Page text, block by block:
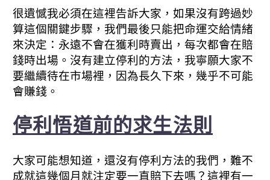
很遺憾我必須在這裡告訴大家，如果沒有跨過妙
算這個關鍵步驟， 我們最後只能把命運交給情緒
來決定：永遠不會在獲利時賣出，每次都會在賠
錢時出場。 沒有建立停利的方法，我寧願大家不
要繼續待在市場裡，因為長久下來，幾乎不可能
會賺錢。
停利悟道前的求生法則
大家可能想知道，還沒有停利方法的我們，難不
成就這幾個月就注定要一直賠下去嗎？ 這裡有一